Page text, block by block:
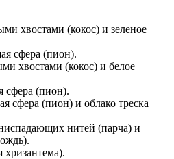
хвостами (кокос) и зеленое
сфера (пион).
хвостами (кокос) и белое
сфера (пион).
сфера (пион) и облако треска
нитей (парча) и
хризантема).